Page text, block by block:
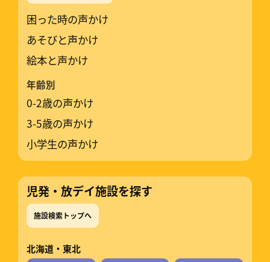
困った時の声かけ
あそびと声かけ
絵本と声かけ
年齢別
0-2歳の声かけ
3-5歳の声かけ
小学生の声かけ
児発・放デイ施設を探す
施設検索トップへ
北海道・東北